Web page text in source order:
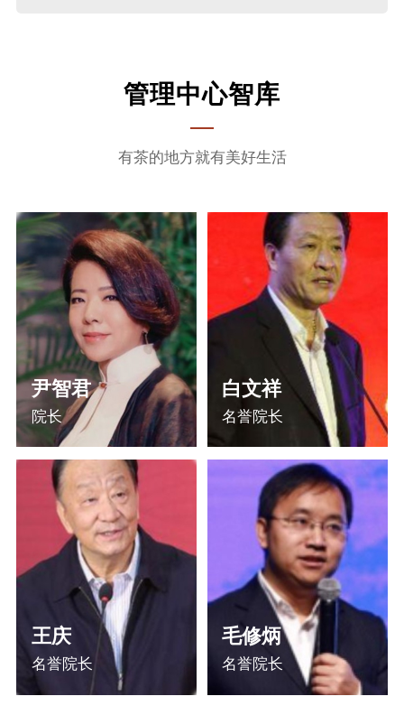
管理中心智库
有茶的地方就有美好生活
尹智君
院长
白文祥
名誉院长
王庆
名誉院长
毛修炳
名誉院长